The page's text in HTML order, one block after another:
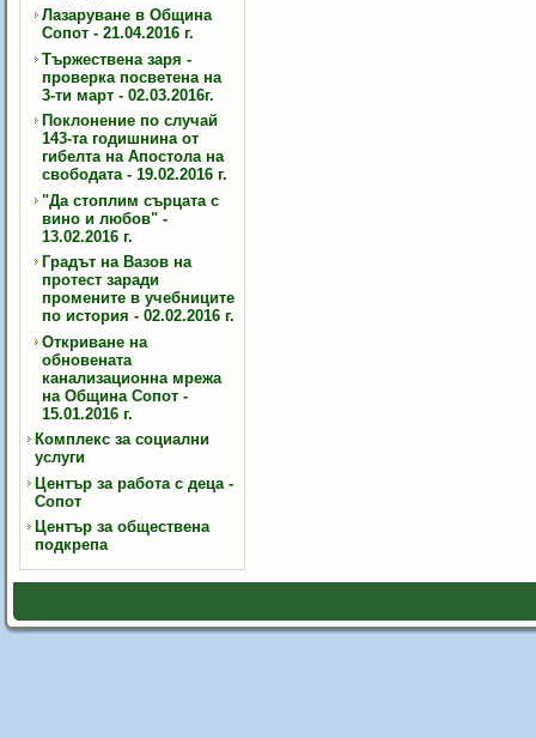
Лазаруване в Община
Сопот - 21.04.2016 г.
Тържествена заря -
проверка посветена на
3-ти март - 02.03.2016г.
Поклонение по случай
143-та годишнина от
гибелта на Апостола на
свободата - 19.02.2016 г.
"Да стоплим сърцата с
вино и любов" -
13.02.2016 г.
Градът на Вазов на
протест заради
промените в учебниците
по история - 02.02.2016 г.
Откриване на
обновената
канализационна мрежа
на Община Сопот -
15.01.2016 г.
Комплекс за социални
услуги
Център за работа с деца -
Сопот
Център за обществена
подкрепа